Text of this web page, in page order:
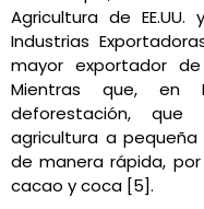
Agricultura de
Industrias
mayor exportador
Mientras que, en
deforestación,
agricultura a
de manera rápida,
cacao y coca [5].